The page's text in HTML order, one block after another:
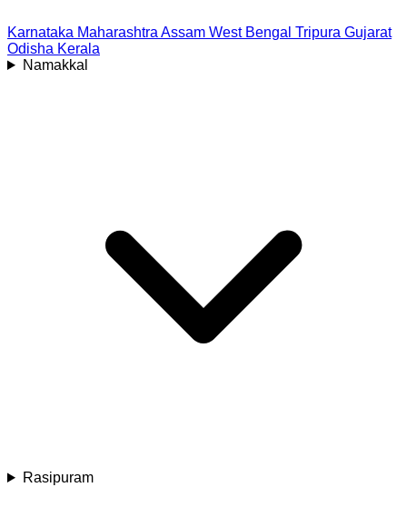
Karnataka Maharashtra Assam West Bengal Tripura Gujarat
Odisha Kerala
Namakkal
Rasipuram